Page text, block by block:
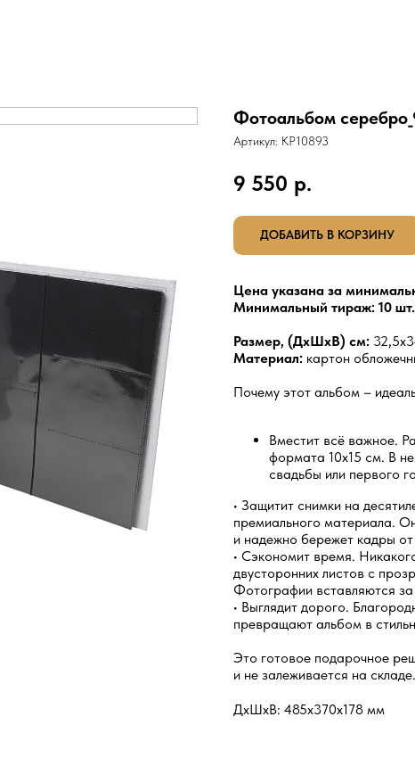
Фотоальбом
Артикул: КР10893
9 550 р.
ДОБАВИТЬ В КОРЗИНУ
Цена указана за
Минимальный тираж: 10 шт.
Размер, (ДхШхВ) см:
Материал: картон
Почему этот альбом –
Вместит всё важное.
формата 10х15 см. В
свадьбы или первого
• Защитит снимки на
премиального материала.
и надежно бережет кадры
• Сэкономит время.
двусторонних листов с
Фотографии вставляются
• Выглядит дорого.
превращают альбом в
Это готовое подарочное
и не залеживается на
ДxШxВ: 485x370x178 мм